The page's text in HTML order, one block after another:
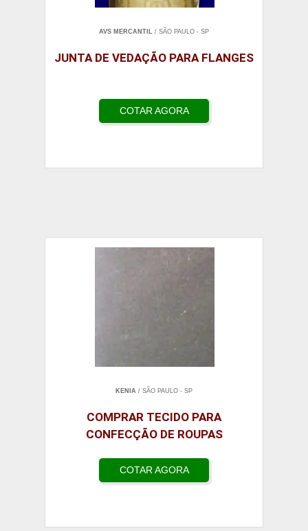
AVS MERCANTIL / SÃO PAULO - SP
JUNTA DE VEDAÇÃO PARA FLANGES
COTAR AGORA
KENIA / SÃO PAULO - SP
COMPRAR TECIDO PARA
CONFECÇÃO DE ROUPAS
COTAR AGORA